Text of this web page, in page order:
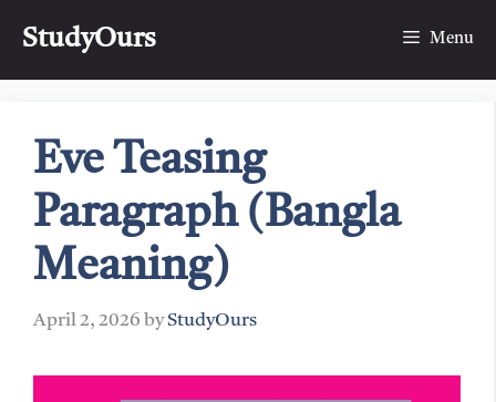
StudyOurs Menu
Eve Teasing
Paragraph (Bangla
Meaning)
April 2, 2026 byStudyOurs